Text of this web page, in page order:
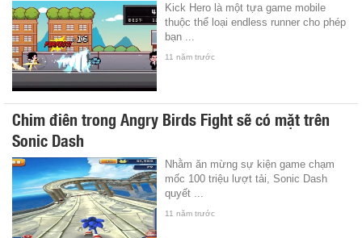
Kick Hero là một tựa game mobile
thuộc thể loại endless runner cho phép
bạn ...
11 năm trước
Chim điên trong Angry Birds Fight sẽ có mặt trên
Sonic Dash
Nhằm ăn mừng sự kiện game chạm
mốc 100 triệu lượt tải, Sonic Dash
quyết ...
11 năm trước